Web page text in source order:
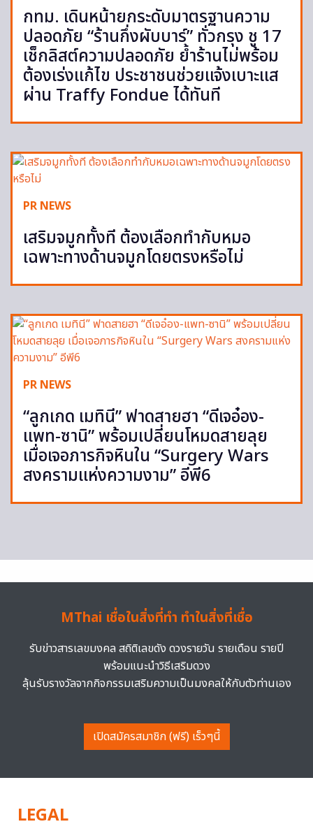
กทม. เดินหน้ายกระดับมาตรฐานความ
ปลอดภัย “ร้านกึ่งผับบาร์” ทั่วกรุง ชู 17
เช็กลิสต์ความปลอดภัย ย้ำร้านไม่พร้อม
ต้องเร่งแก้ไข ประชาชนช่วยแจ้งเบาะแส
ผ่าน Traffy Fondue ได้ทันที
PR NEWS
เสริมจมูกทั้งที ต้องเลือกทำกับหมอ
เฉพาะทางด้านจมูกโดยตรงหรือไม่
PR NEWS
“ลูกเกด เมทินี” ฟาดสายฮา “ดีเจอ๋อง-
แพท-ซานิ” พร้อมเปลี่ยนโหมดสายลุย
เมื่อเจอภารกิจหินใน “Surgery Wars
สงครามแห่งความงาม” อีพี6
MThai เชื่อในสิ่งที่ทำ ทำในสิ่งที่เชื่อ
รับข่าวสารเลขมงคล สถิติเลขดัง ดวงรายวัน รายเดือน รายปี
พร้อมแนะนำวิธีเสริมดวง
ลุ้นรับรางวัลจากกิจกรรมเสริมความเป็นมงคลให้กับตัวท่านเอง
เปิดสมัครสมาชิก (ฟรี) เร็วๆนี้
LEGAL